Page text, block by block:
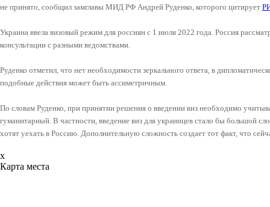
не принято, сообщил замглавы МИД РФ Андрей Руденко, которого цитирует
Украина ввела визовый режим для россиян с 1 июля 2022 года. Россия
консультации с разными ведомствами.
Руденко отметил, что нет необходимости зеркального ответа, в
подобные действия может быть ассиметричным.
По словам Руденко, при принятии решения о введении виз необходимо
гуманитарный. В частности, введение виз для украинцев стало бы большой
хотят уехать в Россию. Дополнительную сложность создает тот факт, что
x
Карта места